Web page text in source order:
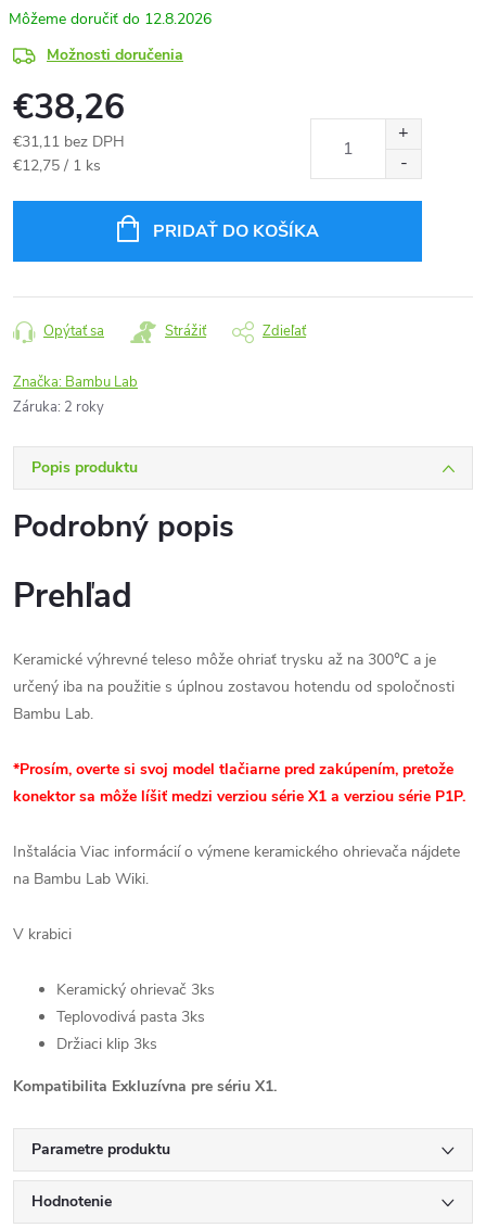
12.8.2026
Možnosti doručenia
€38,26
€31,11 bez DPH
Jednotková
€12,75 / 1 ks
PRIDAŤ DO KOŠÍKA
Opýtať sa Strážiť Zdieľať
Značka: Bambu Lab
Záruka: 2 roky
Popis produktu
Podrobný popis
Prehľad
Keramické výhrevné teleso môže ohriať trysku až na 300℃ a je
určený iba na použitie s úplnou zostavou hotendu od spoločnosti
Bambu Lab.
*Prosím, overte si svoj model tlačiarne pred zakúpením, pretože
konektor sa môže líšiť medzi verziou série X1 a verziou série P1P.
Inštalácia Viac informácií o výmene keramického ohrievača nájdete
na Bambu Lab Wiki.
V krabici
Keramický ohrievač 3ks
Teplovodivá pasta 3ks
Držiaci klip 3ks
Kompatibilita Exkluzívna pre sériu X1.
Parametre produktu
Hodnotenie